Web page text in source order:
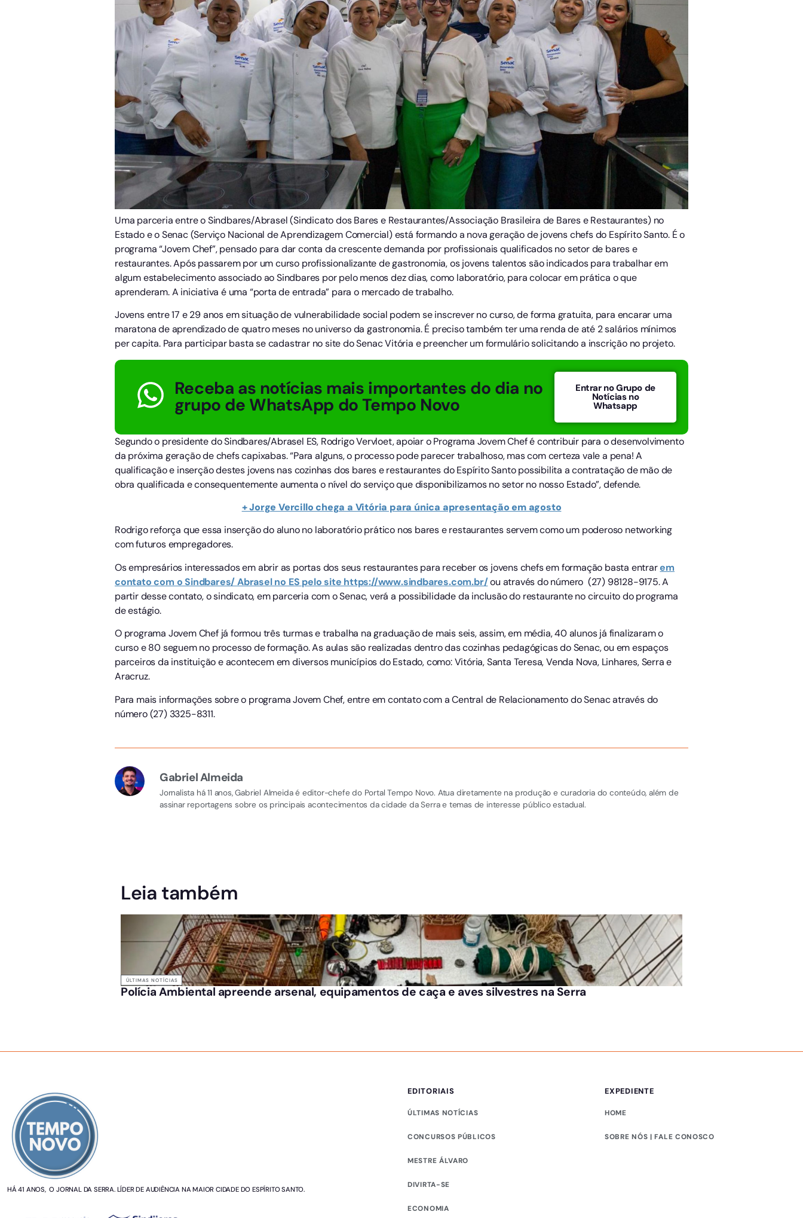
Uma parceria entre o Sindbares/Abrasel (Sindicato dos Bares e Restaurantes/Associação Brasileira de Bares e Restaurantes) no
Estado e o Senac (Serviço Nacional de Aprendizagem Comercial) está formando a nova geração de jovens chefs do Espírito Santo. É o
programa “Jovem Chef”, pensado para dar conta da crescente demanda por profissionais qualificados no setor de bares e
restaurantes. Após passarem por um curso profissionalizante de gastronomia, os jovens talentos são indicados para trabalhar em
algum estabelecimento associado ao Sindbares por pelo menos dez dias, como laboratório, para colocar em prática o que
aprenderam. A iniciativa é uma “porta de entrada” para o mercado de trabalho.
Jovens entre 17 e 29 anos em situação de vulnerabilidade social podem se inscrever no curso, de forma gratuita, para encarar uma
maratona de aprendizado de quatro meses no universo da gastronomia. É preciso também ter uma renda de até 2 salários mínimos
per capita. Para participar basta se cadastrar no site do Senac Vitória e preencher um formulário solicitando a inscrição no projeto.
Receba as notícias mais importantes do dia no
grupo de WhatsApp do Tempo Novo
Entrar no Grupo de
Notícias no
Whatsapp
Segundo o presidente do Sindbares/Abrasel ES, Rodrigo Vervloet, apoiar o Programa Jovem Chef é contribuir para o desenvolvimento
da próxima geração de chefs capixabas. “Para alguns, o processo pode parecer trabalhoso, mas com certeza vale a pena! A
qualificação e inserção destes jovens nas cozinhas dos bares e restaurantes do Espírito Santo possibilita a contratação de mão de
obra qualificada e consequentemente aumenta o nível do serviço que disponibilizamos no setor no nosso Estado”, defende.
+ Jorge Vercillo chega a Vitória para única apresentação em agosto
Rodrigo reforça que essa inserção do aluno no laboratório prático nos bares e restaurantes servem como um poderoso networking
com futuros empregadores.
Os empresários interessados em abrir as portas dos seus restaurantes para receber os jovens chefs em formação basta entrarem
contato com o Sindbares/ Abrasel no ES pelo site https://www.sindbares.com.br/ou através do número (27) 98128-9175. A
partir desse contato, o sindicato, em parceria com o Senac, verá a possibilidade da inclusão do restaurante no circuito do programa
de estágio.
O programa Jovem Chef já formou três turmas e trabalha na graduação de mais seis, assim, em média, 40 alunos já finalizaram o
curso e 80 seguem no processo de formação. As aulas são realizadas dentro das cozinhas pedagógicas do Senac, ou em espaços
parceiros da instituição e acontecem em diversos municípios do Estado, como: Vitória, Santa Teresa, Venda Nova, Linhares, Serra e
Aracruz.
Para mais informações sobre o programa Jovem Chef, entre em contato com a Central de Relacionamento do Senac através do
número (27) 3325-8311.
Gabriel Almeida
Jornalista há 11 anos, Gabriel Almeida é editor-chefe do Portal Tempo Novo. Atua diretamente na produção e curadoria do conteúdo, além de
assinar reportagens sobre os principais acontecimentos da cidade da Serra e temas de interesse público estadual.
Leia também
ÚLTIMAS NOTÍCIAS
Polícia Ambiental apreende arsenal, equipamentos de caça e aves silvestres na Serra
HÁ 41 ANOS, O JORNAL DA SERRA. LÍDER DE AUDIÊNCIA NA MAIOR CIDADE DO ESPÍRITO SANTO.
EDITORIAIS
ÚLTIMAS NOTÍCIAS
CONCURSOS PÚBLICOS
MESTRE ÁLVARO
DIVIRTA-SE
ECONOMIA
EXPEDIENTE
HOME
SOBRE NÓS | FALE CONOSCO